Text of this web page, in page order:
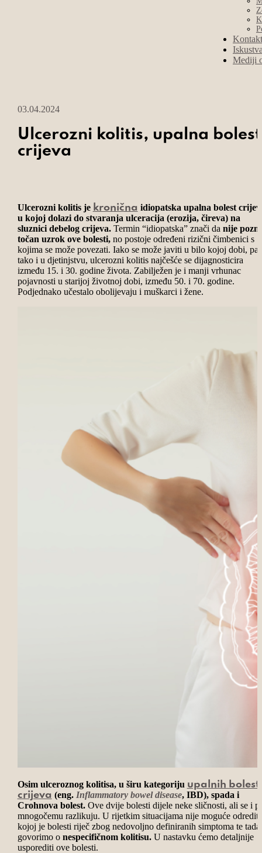
Kontakt
Mediji
03.04.2024
Ulcerozni kolitis, upalna bolest
crijeva
Ulcerozni kolitis je kronična idiopatska upalna bolest
u kojoj dolazi do stvaranja ulceracija (erozija, čireva) na
sluznici debelog crijeva. Termin “idiopatska” znači da nije
točan uzrok ove bolesti,no postoje određeni rizični čimbenici s
kojima se može povezati. Iako se može javiti u bilo kojoj dobi, pa
tako i u djetinjstvu, ulcerozni kolitis najčešće se dijagnosticira
između 15. i 30. godine života. Zabilježen je i manji vrhunac
pojavnosti u starijoj životnoj dobi, između 50. i 70. godine.
Podjednako učestalo obolijevaju i muškarci i žene.
Osim ulceroznog kolitisa, u širu kategoriju upalnih bolesti
crijeva (eng.Inflammatory bowel disease, IBD), spada i
Crohnova bolest.Ove dvije bolesti dijele neke sličnosti, ali se i
mnogočemu razlikuju. U rijetkim situacijama nije moguće
kojoj je bolesti riječ zbog nedovoljno definiranih simptoma te tada
govorimo onespecifičnom kolitisu. U nastavku ćemo detaljnije
usporediti ove bolesti.